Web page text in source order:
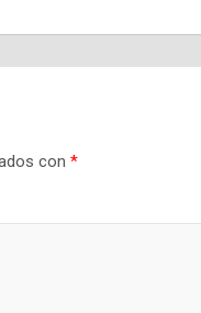
con *